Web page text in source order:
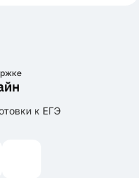
к ЕГЭ